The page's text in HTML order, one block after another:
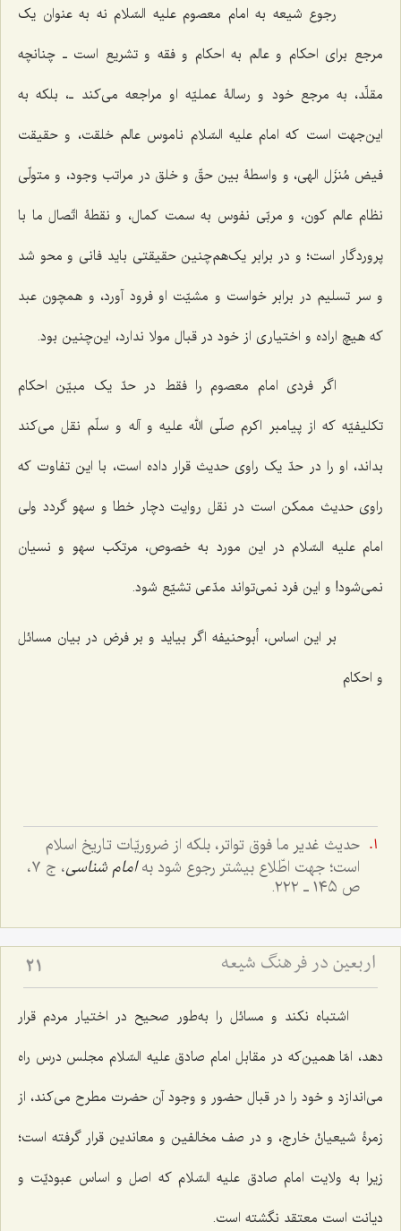
رجوع شیعه به امام معصوم علیه السّلام نه به عنوان یک
مرجع برای احکام و عالم به احکام و فقه و تشریع است‌ ـ چنانچه
مقلِّد، به مرجع خود و رسالۀ عملیّه او مراجعه می‌کند ـ، بلکه به
این‌جهت است که امام علیه السّلام ناموس عالم خلقت، و حقیقت
فیض مُنزَل الهی، و واسطۀ بین حقّ و خلق در مراتب وجود، و متولّی
نظام عالم کون، و مربّی نفوس به سمت کمال، و نقطۀ اتّصال ما با
پروردگار است؛ و در برابر یک‌هم‌چنین حقیقتی باید فانی و محو شد
و سر تسلیم در برابر خواست و مشیّت او فرود آورد، و همچون عبد
که هیچ اراده و اختیاری از خود در قبال مولا ندارد، این‌چنین بود.
اگر فردی امام معصوم را فقط در حدّ یک مبیّن احکام
تکلیفیّه که از پیامبر اکرم صلّی الله علیه و آله و سلّم نقل می‌کند
بداند، او را در حدّ یک راوی حدیث قرار داده است، با این تفاوت که
راوی حدیث ممکن است در نقل روایت دچار خطا و سهو گردد ولی
امام علیه السّلام در این مورد به خصوص، مرتکب سهو و نسیان
نمی‌شود! و این فرد نمی‌تواند مدّعی تشیّع شود.
بر این اساس، أبوحنیفه اگر بیاید و بر فرض در بیان مسائل
و احکام
حدیث غدیر ما فوق تواتر، بلکه از ضروریّات تاریخ اسلام
است؛ جهت اطّلاع بیشتر رجوع شود بهامام شناسی
، ج ٧،
ص ١٤٥ ـ ٢٢٢.
اربعین در فرهنگ شیعه 21
اشتباه نکند و مسائل را به‌طور صحیح در اختیار مردم قرار
دهد، امّا همین‌که در مقابل امام صادق علیه السّلام مجلس درس راه
می‌اندازد و خود را در قبال حضور و وجود آن حضرت مطرح می‌کند، از
زمرۀ شیعیانْ خارج، و در صف مخالفین و معاندین قرار گرفته است؛
زیرا به ولایت امام صادق علیه السّلام که اصل و اساس عبودیّت و
دیانت است معتقد نگشته است.